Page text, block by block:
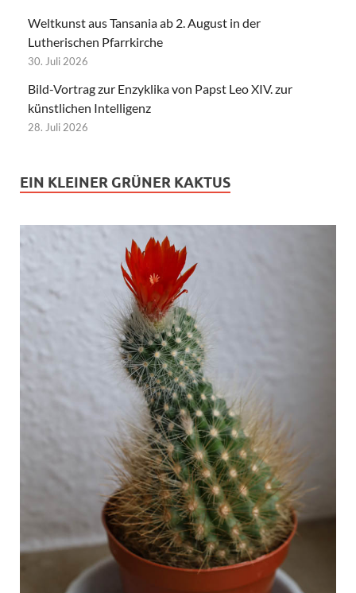
Weltkunst aus Tansania ab 2. August in der
Lutherischen Pfarrkirche
30. Juli 2026
Bild-Vortrag zur Enzyklika von Papst Leo XIV. zur
künstlichen Intelligenz
28. Juli 2026
EIN KLEINER GRÜNER KAKTUS